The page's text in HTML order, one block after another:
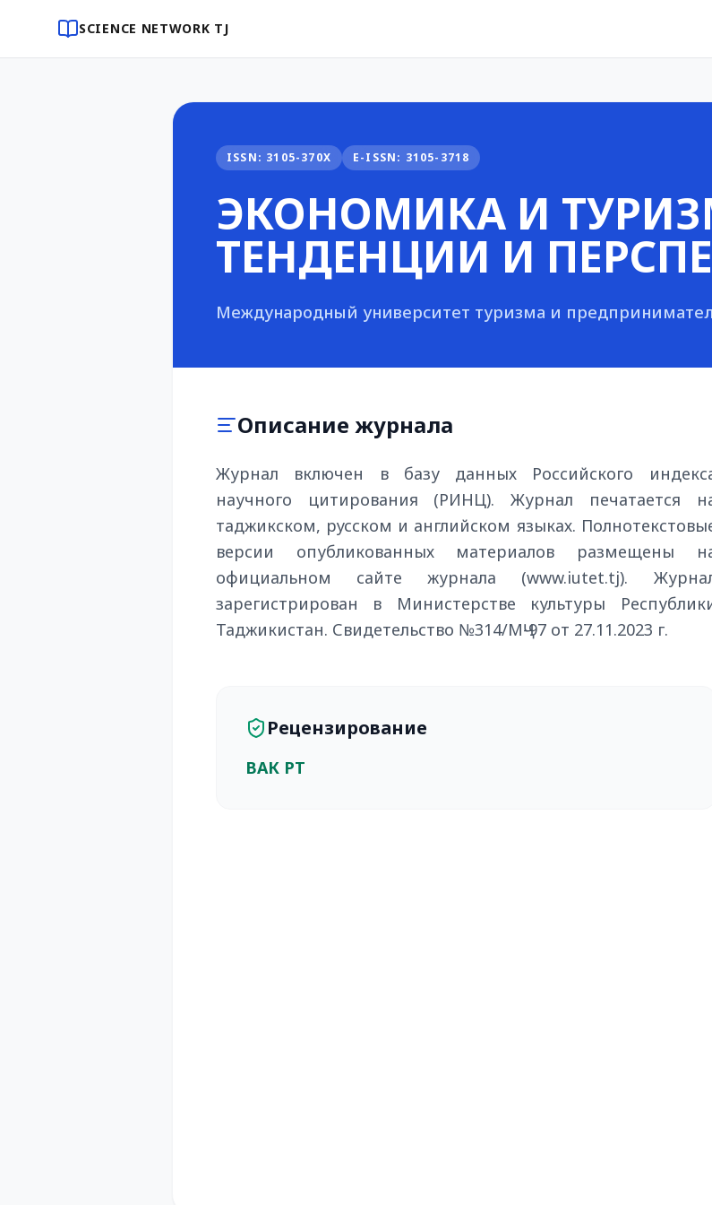
SCIENCE NETWORK TJ
ISSN: 3105-370X E-ISSN: 3105-3718
ЭКОНОМИКА И
ТЕНДЕНЦИИ И
Международный университет туризма и
Описание журнала
Журнал включен в базу данных Российского
научного цитирования (РИНЦ). Журнал печатается
таджикском, русском и английском языках.
версии опубликованных материалов размещены
официальном сайте журнала (www.iutet.tj).
зарегистрирован в Министерстве культуры
Таджикистан. Свидетельство №314/МҶ-97 от 27.11.2023 г.
Рецензирование
ВАК РТ